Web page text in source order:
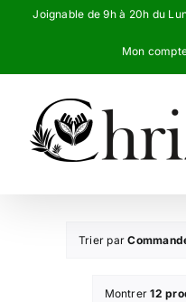
PasserJoignable de 9h à 20h du
Mon
Trier par
Montrer12